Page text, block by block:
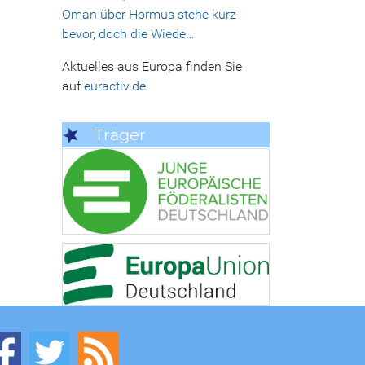
Oman über Hormus stehe kurz
bevor, doch die Wiede…
Aktuelles aus Europa finden Sie
aufeuractiv.de
Träger